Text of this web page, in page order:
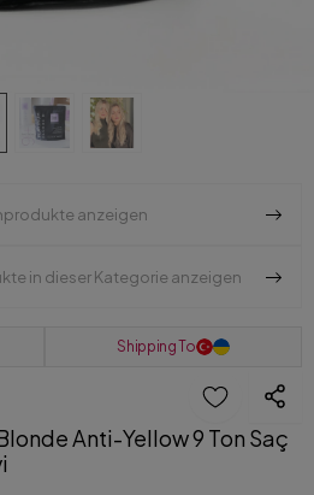
anzeigen
in dieser Kategorie anzeigen
Shipping To
Anti-Yellow 9 Ton Saç